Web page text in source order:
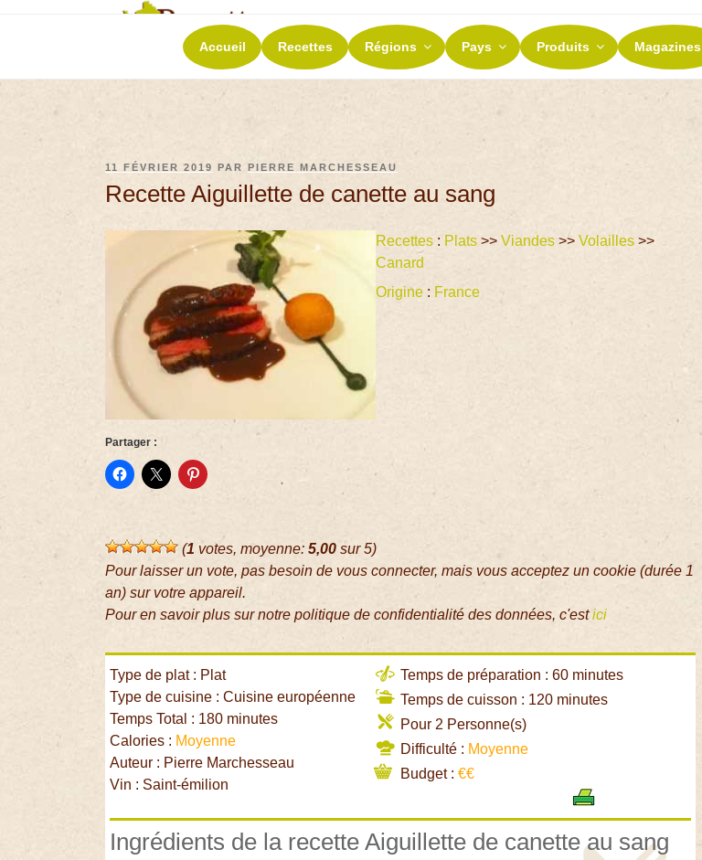
RECETTES ET TERROIRS
La richesse de nos terroirs
Accueil Recettes Régions Pays Produits Magazines
11 FÉVRIER 2019 PARPIERRE MARCHESSEAU
Recette Aiguillette de canette au sang
Recettes: Plats>> Viandes>> Volailles>>
Canard
Origine: France
Partager :
(1 votes, moyenne:5,00 sur 5)
Pour laisser un vote, pas besoin de vous connecter, mais vous acceptez un cookie (durée 1
an) sur votre appareil.
Pour en savoir plus sur notre politique de confidentialité des données, c'estici
Type de plat : Plat
Type de cuisine : Cuisine européenne
Temps Total : 180 minutes
Calories : Moyenne
Auteur : Pierre Marchesseau
Vin : Saint-émilion
Temps de préparation : 60 minutes
Temps de cuisson : 120 minutes
Pour 2 Personne(s)
Difficulté : Moyenne
Budget :€€
Ingrédients de la recette Aiguillette de canette au sang